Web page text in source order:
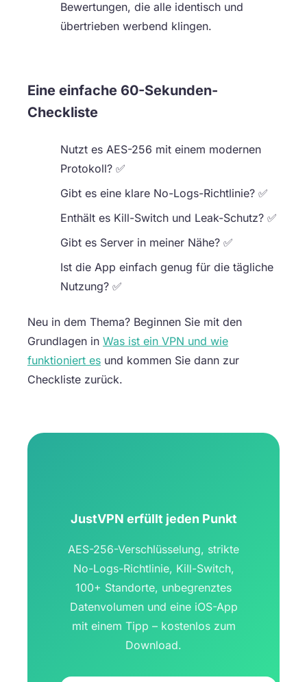
Bewertungen, die alle identisch und
übertrieben werbend klingen.
Eine einfache 60-Sekunden-
Checkliste
Nutzt es AES-256 mit einem modernen
Protokoll? ✅
Gibt es eine klare No-Logs-Richtlinie? ✅
Enthält es Kill-Switch und Leak-Schutz? ✅
Gibt es Server in meiner Nähe? ✅
Ist die App einfach genug für die tägliche
Nutzung? ✅
Neu in dem Thema? Beginnen Sie mit den
Grundlagen in Was ist ein VPN und wie
funktioniert es und kommen Sie dann zur
Checkliste zurück.
JustVPN erfüllt jeden Punkt
AES-256-Verschlüsselung, strikte
No-Logs-Richtlinie, Kill-Switch,
100+ Standorte, unbegrenztes
Datenvolumen und eine iOS-App
mit einem Tipp – kostenlos zum
Download.